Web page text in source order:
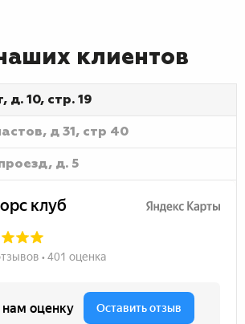
клиентов
д. 10, стр. 19
д 31, стр 40
д. 5